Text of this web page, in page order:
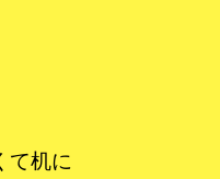
て机に